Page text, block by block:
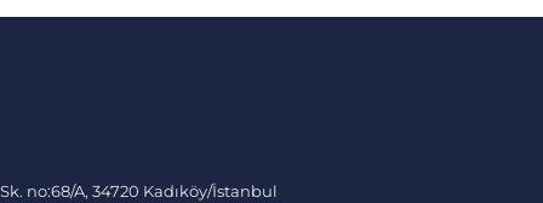
no:68/A, 34720 Kadıköy/İstanbul